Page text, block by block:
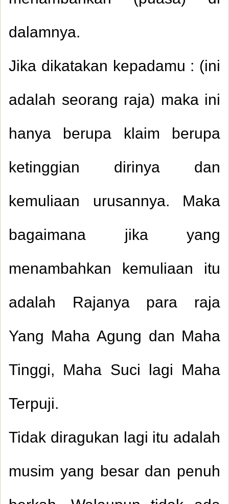
dalamnya.
Jika dikatakan kepadamu : (ini
adalah seorang raja) maka ini
hanya berupa klaim berupa
ketinggian dirinya dan
kemuliaan urusannya. Maka
bagaimana jika yang
menambahkan kemuliaan itu
adalah Rajanya para raja
Yang Maha Agung dan Maha
Tinggi, Maha Suci lagi Maha
Terpuji.
Tidak diragukan lagi itu adalah
musim yang besar dan penuh